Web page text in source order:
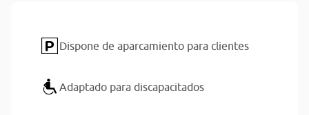
Dispone de aparcamiento para clientes
Adaptado para discapacitados